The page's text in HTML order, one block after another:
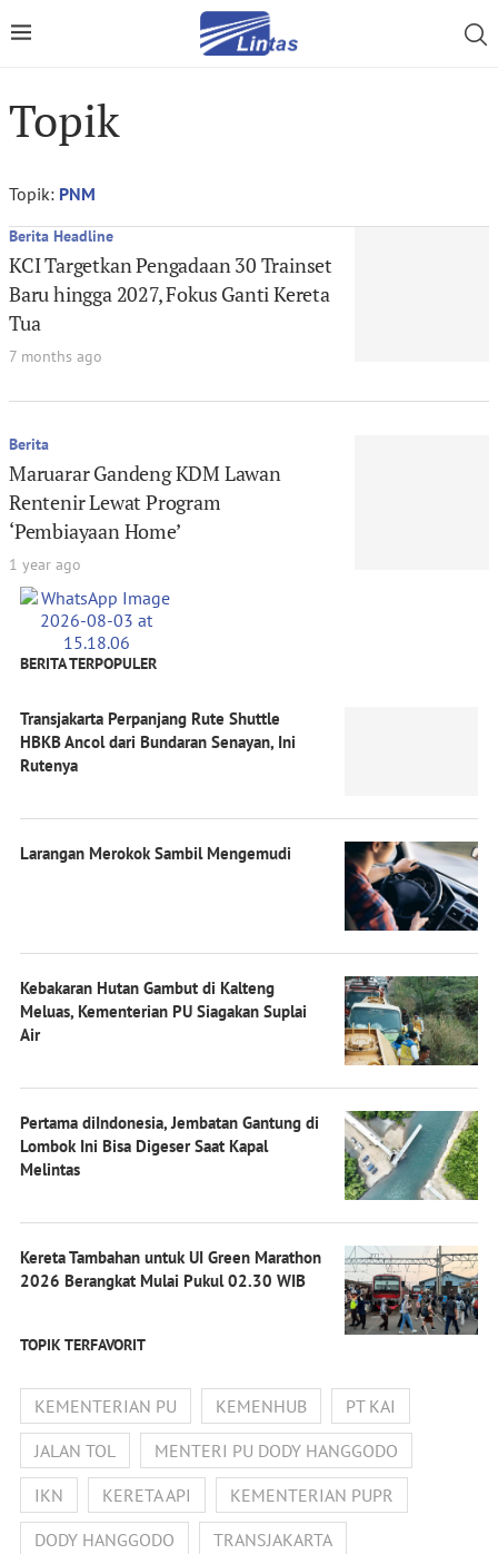
Topik
Topik: PNM
Berita Headline
KCI Targetkan Pengadaan 30 Trainset
Baru hingga 2027, Fokus Ganti Kereta
Tua
7 months ago
Berita
Maruarar Gandeng KDM Lawan
Rentenir Lewat Program
‘Pembiayaan Home’
1 year ago
BERITA TERPOPULER
Transjakarta Perpanjang Rute Shuttle
HBKB Ancol dari Bundaran Senayan, Ini
Rutenya
Larangan Merokok Sambil Mengemudi
Kebakaran Hutan Gambut di Kalteng
Meluas, Kementerian PU Siagakan Suplai
Air
Pertama diIndonesia, Jembatan Gantung di
Lombok Ini Bisa Digeser Saat Kapal
Melintas
Kereta Tambahan untuk UI Green Marathon
2026 Berangkat Mulai Pukul 02.30 WIB
TOPIK TERFAVORIT
KEMENTERIAN PU KEMENHUB
PT KAI
JALAN TOL
MENTERI PU DODY HANGGODO
IKN
KERETA API
KEMENTERIAN PUPR
DODY HANGGODO
TRANSJAKARTA